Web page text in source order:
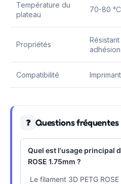
Température du
plateau
70-80 °C
Propriétés
Compatibilité
❓ Questions fréquentes
Quel est l'usage principal
ROSE 1.75mm ?
Le filament 3D PETG